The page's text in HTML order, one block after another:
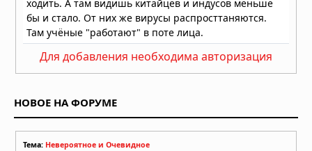
Для добавления необходима авторизация
НОВОЕ НА ФОРУМЕ
Тема: Невероятное и Очевидное